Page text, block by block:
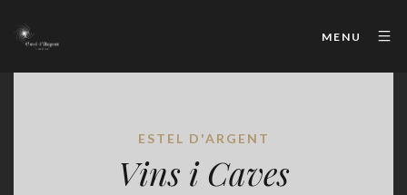
MENU
ESTEL D'ARGENT
Vins i Caves